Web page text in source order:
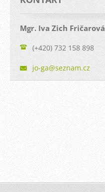
Mgr. Iva Zich Fričarová
(+420) 732 158 898
jo-ga@seznam.cz